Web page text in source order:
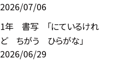
2026/07/06
1年 書写 「にているけれ
ど ちがう ひらがな」
2026/06/29